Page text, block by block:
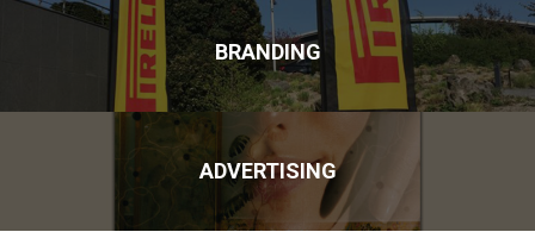
BRANDING
ADVERTISING